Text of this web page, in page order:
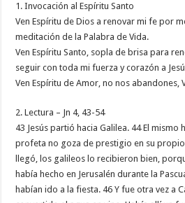
1. Invocación al Espíritu Santo
Ven Espíritu de Dios a renovar mi fe por
meditación de la Palabra de Vida.
Ven Espíritu Santo, sopla de brisa para
seguir con toda mi fuerza y corazón a
Ven Espíritu de Amor, no nos abandones,
2. Lectura – Jn 4, 43-54
43 Jesús partió hacia Galilea. 44 El mismo
profeta no goza de prestigio en su
llegó, los galileos lo recibieron bien,
había hecho en Jerusalén durante la
habían ido a la fiesta. 46 Y fue otra vez a